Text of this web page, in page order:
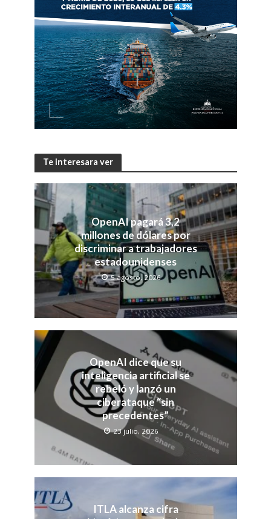
Te interesara ver
OpenAI pagará 3,2
millones de dólares por
discriminar a trabajadores
estadounidenses
5 agosto, 2026
OpenAI dice que su
inteligencia artificial se
rebeló y lanzó un
ciberataque “sin
precedentes”
23 julio, 2026
ITLA alcanza cifra